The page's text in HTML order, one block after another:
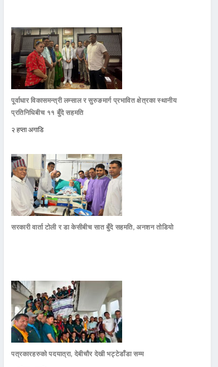
पूर्वाधार विकासमन्त्री लम्साल र सुरुङमार्ग प्रभावित क्षेत्रका स्थानीय
प्रतिनिधिबीच ११ बुँदे सहमति
२ हप्ता अगाडि
सरकारी वार्ता टोली र डा केसीबीच सात बुँदे सहमति, अनशन तोडियो
पत्रकारहरुको पदयात्रा, देबीचौर देखी भट्टेडाँडा सम्म